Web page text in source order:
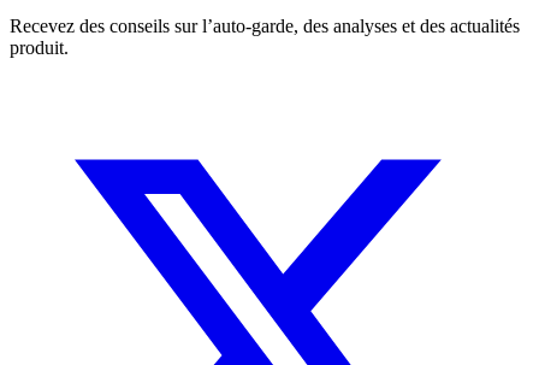
Recevez des conseils sur l’auto-garde, des analyses et des actualités
produit.